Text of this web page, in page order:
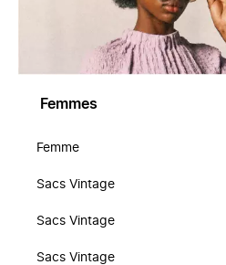
Femmes
Femme
Sacs Vintage
Sacs Vintage
Sacs Vintage